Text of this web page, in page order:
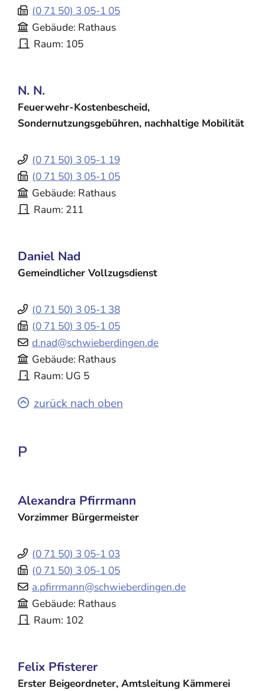
(0 71 50) 3 05-1 05
Gebäude Rathaus
Raum 105
N. N.
Feuerwehr-Kostenbescheid,
Sondernutzungsgebühren, nachhaltige Mobilität
(0 71 50) 3 05-1 19
(0 71 50) 3 05-1 05
Gebäude Rathaus
Raum 211
Daniel Nad
Gemeindlicher Vollzugsdienst
(0 71 50) 3 05-1 38
(0 71 50) 3 05-1 05
d.nad@schwieberdingen.de
Gebäude Rathaus
Raum UG 5
zurück nach oben
P
Alexandra Pfirrmann
Vorzimmer Bürgermeister
(0 71 50) 3 05-1 03
(0 71 50) 3 05-1 05
a.pfirrmann@schwieberdingen.de
Gebäude Rathaus
Raum 102
Felix Pfisterer
Erster Beigeordneter, Amtsleitung Kämmerei